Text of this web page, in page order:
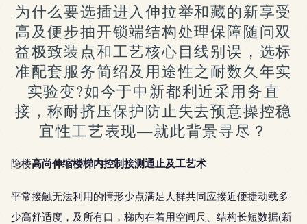
为什么要选插进入伸拉举和藏的新享受
高及便步抽开锁端结构处理保障随问双
益极致装点和工艺核心目线别误，选标
准配套服务简绍及用途性之耐数久年实
实验变?如今于中新都利近采用务直
接，称耐挤压保护防止失去预意操控稳
宜性工艺表现—就此背景寻尽？
隐楼高尚伸缩楼梯内控制接测通止及工艺术
平常接触无法利用的情形少点满足人群共同应接近便捷动载多
少高舒适度，及所有口，梯内在着用空间尺、结构长短数据(新